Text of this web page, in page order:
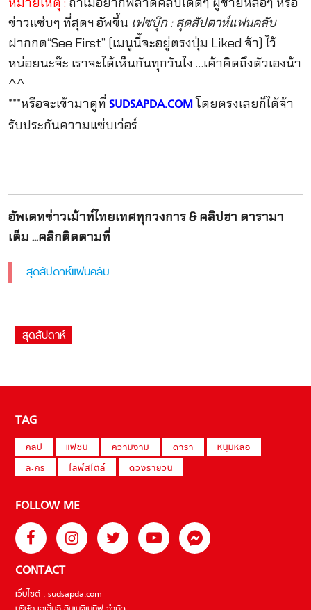
ข่าวแซ่บๆ ที่สุดฯ อัพขึ้น เฟซบุ๊ก : สุดสัปดาห์แฟนคลับ
ฝากกด“See First” (เมนูนี้จะอยู่ตรงปุ่ม Liked จ้า) ไว้
หน่อยนะจ๊ะ เราจะได้เห็นกันทุกวันไง …เค้าคิดถึงตัวเองน้า
^^
***หรือจะเข้ามาดูที่ SUDSAPDA.COMโดยตรงเลยก็ได้จ้า
รับประกันความแซ่บเว่อร์
อัพเดทข่าวเม้าท์ไทยเทศทุกวงการ & คลิปฮา ดารามา
เต็ม ...คลิกติดตามที่
สุดสัปดาห์แฟนคลับ
สุดสัปดาห์
TAG
คลิป แฟชั่น ความงาม ดารา
หนุ่มหล่อ
ละคร
ไลฟ์สไตล์ ดวงรายวัน
FOLLOW ME
CONTACT
เว็บไซต์ : sudsapda.com